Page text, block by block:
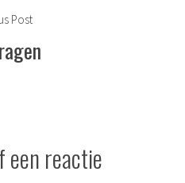
PostPrevious
post:
een reactie